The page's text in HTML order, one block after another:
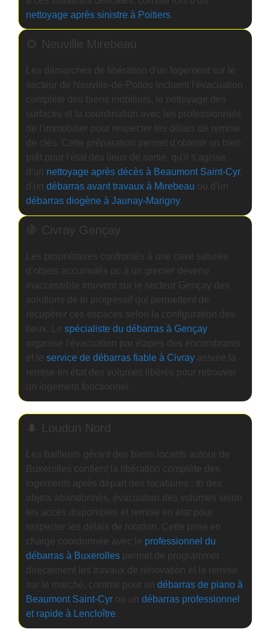
nettoyage après sinistre à Poitiers.
🌻 Neuville Mirebeau
Les démarches de libération d'un logement sur le
secteur de Neuville-de-Poitou incluent l'évacuation
complète des biens mobiliers, le nettoyage des
surfaces et la coordination avec les professionnels
de l'immobilier pour respecter les délais de remise
de clés. Cette préparation permet d'obtenir un bien
prêt pour l'état des lieux de sortie, qu'il s'agisse
d'un nettoyage après décès à Beaumont Saint-Cyr,
d'un débarras avant travaux à Mirebeau ou d'un
débarras diogène à Jaunay-Marigny.
🍇 Civray Gençay
Les propriétaires confrontés à une cave saturée
d'objets accumulés ou à un grenier devenu
inaccessible trouvent sur le secteur Gençay des
solutions de tri progressif qui permettent de
récupérer ces espaces selon la configuration des
lieux. Le spécialiste du débarras à Gençay
organise l'évacuation par étapes des encombrants
et le service de débarras fiable à Civrayassure la
remise en état des volumes libérés pour retrouver
un logement fonctionnel.
🌲 Loudun Nord
Les bailleurs gérant des biens locatifs autour de
Buxerolles confient la libération complète des
logements après départ des locataires : tri des
objets abandonnés, évacuation des volumes selon
les accès disponibles et remise en état pour
respecter les délais de rotation. Cette prise en
charge coordonnée avec le professionnel du
débarras à Buxerollespermet de programmer
directement les travaux de rénovation et la remise
sur le marché, comme pour un débarras de piano à
Beaumont Saint-Cyrou un débarras professionnel
et rapide à Lencloître.